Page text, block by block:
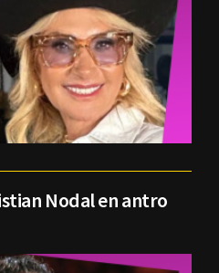
Nodal en antro